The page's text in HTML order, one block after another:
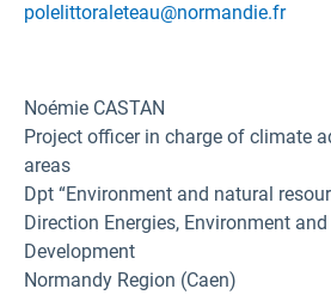
polelittoraleteau@normandie.fr
Noémie CASTAN
Project officer in charge of climate
areas
Dpt “Environment and natural
Direction Energies, Environment
Development
Normandy Region (Caen)